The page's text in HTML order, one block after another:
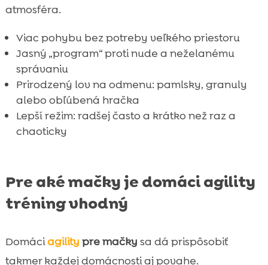
atmosféra.
Viac pohybu bez potreby veľkého priestoru
Jasný „program“ proti nude a neželanému
správaniu
Prirodzený lov na odmenu: pamlsky, granuly
alebo obľúbená hračka
Lepší režim: radšej často a krátko než raz a
chaoticky
Pre aké mačky je domáci agility
tréning vhodný
Domáciagility pre mačky sa dá prispôsobiť
takmer každej domácnosti aj povahe.